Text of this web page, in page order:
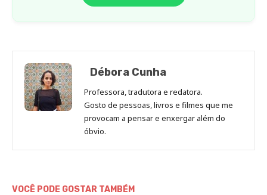
Débora Cunha
Professora, tradutora e redatora.
Gosto de pessoas, livros e filmes que me
provocam a pensar e enxergar além do
óbvio.
VOCÊ PODE GOSTAR TAMBÉM